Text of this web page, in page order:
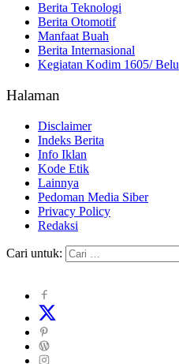
Berita Teknologi
Berita Otomotif
Manfaat Buah
Berita Internasional
Kegiatan Kodim 1605/ Belu
Halaman
Disclaimer
Indeks Berita
Info Iklan
Kode Etik
Lainnya
Pedoman Media Siber
Privacy Policy
Redaksi
Cari untuk: